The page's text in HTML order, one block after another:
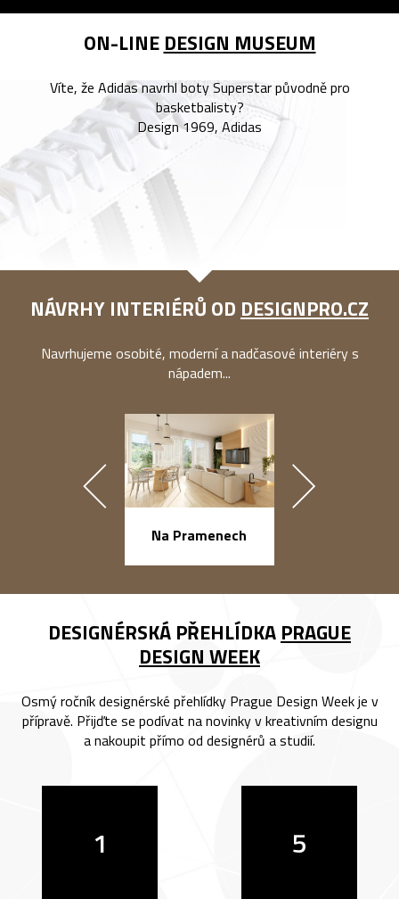
ON-LINE DESIGN MUSEUM
Víte, že Adidas navrhl boty Superstar původně pro
basketbalisty?
Design 1969, Adidas
NÁVRHY INTERIÉRŮ OD DESIGNPRO.CZ
Navrhujeme osobité, moderní a nadčasové interiéry s
nápadem...
Na Pramenech
DESIGNÉRSKÁ PŘEHLÍDKA PRAGUE
DESIGN WEEK
Osmý ročník designérské přehlídky Prague Design Week je v
přípravě. Přijďte se podívat na novinky v kreativním designu
a nakoupit přímo od designérů a studií.
1 5